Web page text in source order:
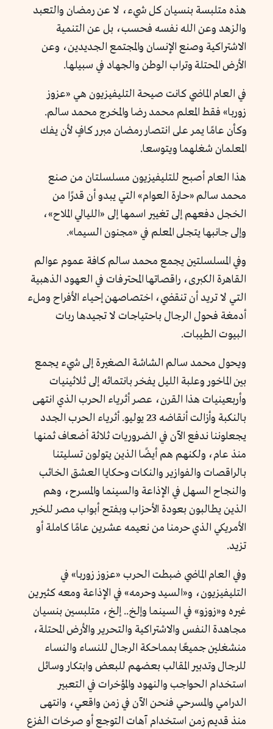
هذه متلبسة بنسيان كل شيء، لا عن رمضان والتعبد
والزهد وعن الله نفسه فحسب، بل عن التنمية
الاشتراكية وصنع الإنسان والمجتمع الجديدين، وعن
الأرض المحتلة وتراب الوطن والجهاد في سبيلها.
في العام الماضي كانت صيحة التليفيزيون هي «عزوز
زوربا» فقط المعلم محمد رضا والمخرج محمد سالم.
وكأن عامًا يمر على انتصار رمضان مبرر كافٍ لأن يفك
المعلمان شغلهما ويتوسعا.
هذا العام أصبح للتليفيزيون مسلسلتان من صنع
محمد سالم «حارة العوام» التي يبدو أن قدرًا من
الخجل دفعهم إلى تغيير اسمها إلى «الليالي الملاح»،
وإلى جانبها يتجلى المعلم في «مجنون السيما».
وفي المسلسلتين يجمع محمد سالم كافة عموم عوالم
القاهرة الكبرى، راقصاتها المحترفات في العهود الذهبية
التي لا تريد أن تنقضي، اختصاصهن إحياء الأفراح وملء
أدمغة فحول الرجال باحتياجات لا تجيدها ربات
البيوت الطيبات.
ويحول محمد سالم الشاشة الصغيرة إلى شيء يجمع
بين الماخور وعلبة الليل يفخر بانتمائه إلى ثلاثينيات
وأربعينيات هذا القرن، عصر أثرياء الحرب الذي انتهى
بالنكبة وأزالت أنقاضه 23 يوليو. أثرياء الحرب الجدد
يجعلوننا ندفع الآن في الضروريات ثلاثة أضعاف ثمنها
منذ عام، ولكنهم هم أيضًا الذين يتولون تسليتنا
بالراقصات والفوازير والنكات وحكايا العشق الخائب
والنجاح السهل في الإذاعة والسينما والمسرح، وهم
الذين يطالبون بعودة الأحزاب وبفتح أبواب مصر للخير
الأمريكي الذي حرمنا من نعيمه عشرين عامًا كاملة أو
تزيد.
وفي العام الماضي ضبطت الحرب «عزوز زوربا» في
التليفيزيون، و«السيد وحرمه» في الإذاعة ومعه كثيرين
غيره و«زوزو» في السينما وإلخ.. إلخ، متلبسين بنسيان
مجاهدة النفس والاشتراكية والتحرير والأرض المحتلة،
منشغلين جميعًا بمماحكة الرجال للنساء والنساء
للرجال وتدبير المقالب بعضهم للبعض وابتكار وسائل
استخدام الحواجب والنهود والمؤخرات في التعبير
الدرامي والمسرحي فنحن الآن في زمن واقعي، وانتهى
منذ قديم زمن استخدام آهات التوجع أو صرخات الفزع